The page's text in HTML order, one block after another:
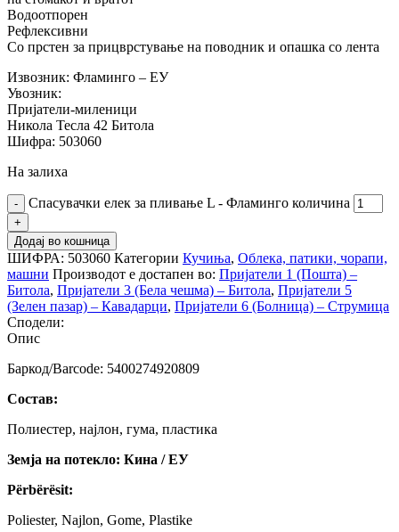
Водоотпорен
Рефлексивни
Со прстен за прицврстување на поводник и опашка со лента
Извозник: Фламинго – ЕУ
Увозник:
Пријатели-миленици
Никола Тесла 42 Битола
Шифра: 503060
На залиха
Спасувачки елек за пливање L - Фламинго количина
Додај во кошница
ШИФРА: 503060 Категории Кучиња, Облека, патики, чорапи,
машни Производот е достапен во: Пријатели 1 (Пошта) –
Битола, Пријатели 3 (Бела чешма) – Битола, Пријатели 5
(Зелен пазар) – Кавадарци, Пријатели 6 (Болница) – Струмица
Сподели:
Опис
Баркод/Barcode: 5400274920809
Состав:
Полиестер, најлон, гума, пластика
Земја на потекло: Кина / ЕУ
Përbërësit:
Poliester, Najlon, Gome, Plastike